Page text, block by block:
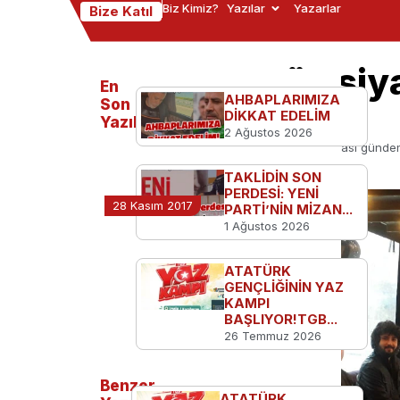
Bize Katıl Biz Kimiz? Yazılar Yazarlar
TGB Karabük
değerlendirdi
Ana Sayfa TGB'den TGB Karabük siyasi
28 Kasım 2017
En
Son
Yazılanlar
AHBAPLARIMIZA
DİKKAT EDELİM
2 Ağustos 2026
TAKLİDİN SON
PERDESİ: YENİ
PARTİ’NİN MİZAN...
1 Ağustos 2026
ATATÜRK
GENÇLİĞİNİN YAZ
KAMPI
BAŞLIYOR!TGB...
26 Temmuz 2026
Benzer